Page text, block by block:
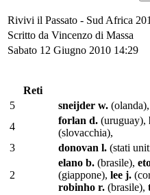
Rivivi il Passato - Sud Africa
Scritto da Vincenzo di Massa
Sabato 12 Giugno 2010 14:29
Reti
5
sneijder w. (olanda),
4
forlan d. (uruguay),
(slovacchia),
3
donovan l. (stati
2
elano b. (brasile),
(giappone), lee j.
robinho r. (brasile),